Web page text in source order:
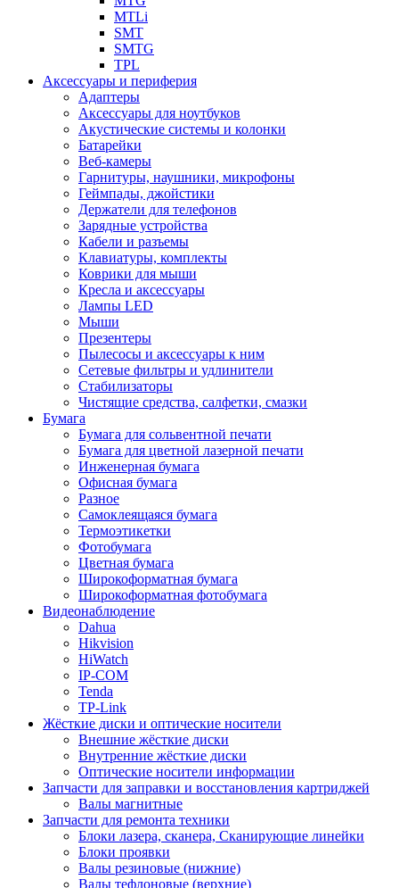
MTLi
SMT
SMTG
TPL
Аксессуары и периферия
Адаптеры
Аксессуары для ноутбуков
Акустические системы и колонки
Батарейки
Веб-камеры
Гарнитуры, наушники, микрофоны
Геймпады, джойстики
Держатели для телефонов
Зарядные устройства
Кабели и разъемы
Клавиатуры, комплекты
Коврики для мыши
Кресла и аксессуары
Лампы LED
Мыши
Презентеры
Пылесосы и аксессуары к ним
Сетевые фильтры и удлинители
Стабилизаторы
Чистящие средства, салфетки, смазки
Бумага
Бумага для сольвентной печати
Бумага для цветной лазерной печати
Инженерная бумага
Офисная бумага
Разное
Самоклеящаяся бумага
Термоэтикетки
Фотобумага
Цветная бумага
Широкоформатная бумага
Широкоформатная фотобумага
Видеонаблюдение
Dahua
Hikvision
HiWatch
IP-COM
Tenda
TP-Link
Жёсткие диски и оптические носители
Внешние жёсткие диски
Внутренние жёсткие диски
Оптические носители информации
Запчасти для заправки и восстановления картриджей
Валы магнитные
Запчасти для ремонта техники
Блоки лазера, сканера, Сканирующие линейки
Блоки проявки
Валы резиновые (нижние)
Валы тефлоновые (верхние)